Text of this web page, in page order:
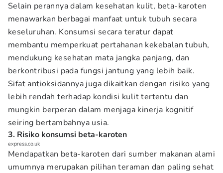
Selain perannya dalam kesehatan kulit, beta-karoten
menawarkan berbagai manfaat untuk tubuh secara
keseluruhan. Konsumsi secara teratur dapat
membantu memperkuat pertahanan kekebalan tubuh,
mendukung kesehatan mata jangka panjang, dan
berkontribusi pada fungsi jantung yang lebih baik.
Sifat antioksidannya juga dikaitkan dengan risiko yang
lebih rendah terhadap kondisi kulit tertentu dan
mungkin berperan dalam menjaga kinerja kognitif
seiring bertambahnya usia.
3. Risiko konsumsi beta-karoten
express.co.uk
Mendapatkan beta-karoten dari sumber makanan alami
umumnya merupakan pilihan teraman dan paling sehat